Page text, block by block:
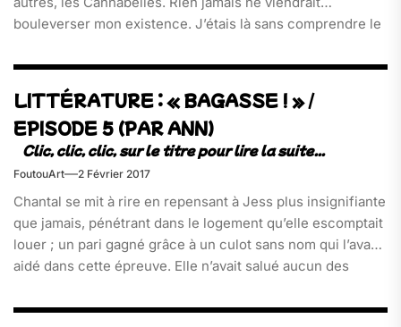
bouleverser mon existence. J’étais là sans comprendre le
imperceptible brise faisait quelquefois frissonner[…]
LITTÉRATURE : « BAGASSE ! » /
EPISODE 5 (PAR ANN)
FoutouArt 2 Février 2017
Chantal se mit à rire en repensant à Jess plus insignifiante
que jamais, pénétrant dans le logement qu’elle escomptait
louer ; un pari gagné grâce à un culot sans nom qui l’avait
aidé dans cette épreuve. Elle n’avait salué aucun des